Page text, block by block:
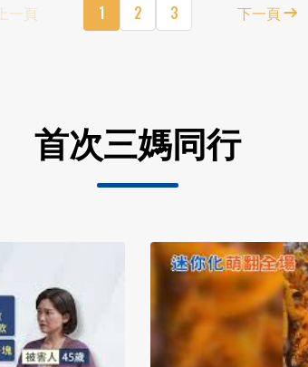
上一頁 1 2 3 下一頁
首次三媽同行